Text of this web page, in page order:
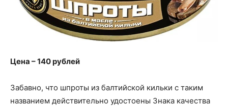
Цена – 140 рублей
Забавно, что шпроты из балтийской кильки с таким
названием действительно удостоены Знака качества